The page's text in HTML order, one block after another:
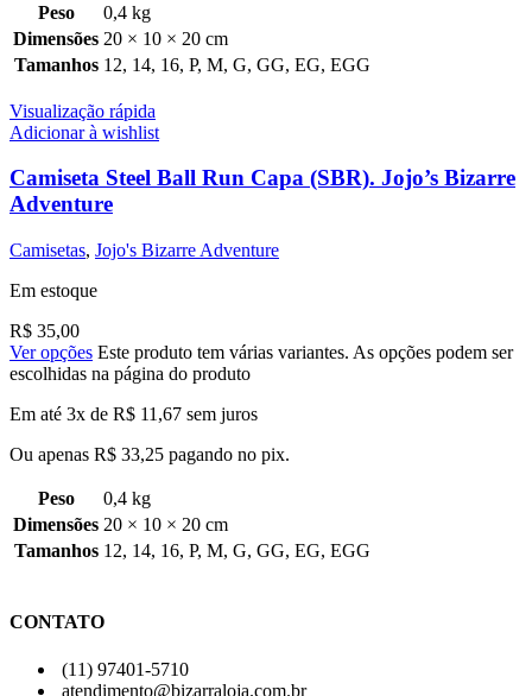
Peso
0,4 kg
Dimensões 20 × 10 × 20 cm
Tamanhos 12, 14, 16, P, M, G, GG, EG, EGG
Visualização rápida
Adicionar à wishlist
Camiseta Steel Ball Run Capa (SBR). Jojo’s Bizarre
Adventure
Camisetas, Jojo's Bizarre Adventure
Em estoque
R$ 35,00
Ver opções Este produto tem várias variantes. As opções podem ser
escolhidas na página do produto
Em até 3x de R$ 11,67 sem juros
Ou apenas R$ 33,25 pagando no pix.
Peso
0,4 kg
Dimensões 20 × 10 × 20 cm
Tamanhos 12, 14, 16, P, M, G, GG, EG, EGG
CONTATO
(11) 97401-5710
atendimento@bizarraloja.com.br